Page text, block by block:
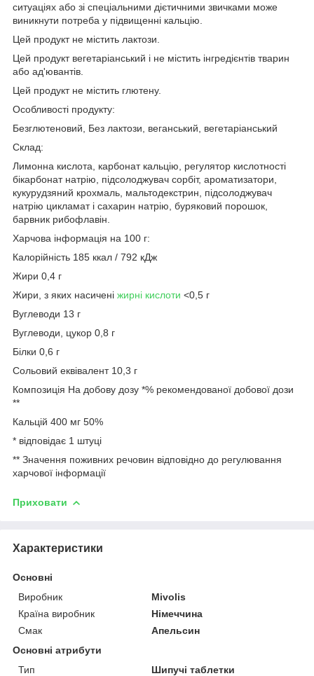
ситуаціях або зі спеціальними дієтичними звичками може
виникнути потреба у підвищенні кальцію.
Цей продукт не містить лактози.
Цей продукт вегетаріанський і не містить інгредієнтів тварин
або ад'ювантів.
Цей продукт не містить глютену.
Особливості продукту:
Безглютеновий, Без лактози, веганський, вегетаріанський
Склад:
Лимонна кислота, карбонат кальцію, регулятор кислотності
бікарбонат натрію, підсолоджувач сорбіт, ароматизатори,
кукурудзяний крохмаль, мальтодекстрин, підсолоджувач
натрію цикламат і сахарин натрію, буряковий порошок,
барвник рибофлавін.
Харчова інформація на 100 г:
Калорійність 185 ккал / 792 кДж
Жири 0,4 г
Жири, з яких насичені жирні кислоти <0,5 г
Вуглеводи 13 г
Вуглеводи, цукор 0,8 г
Білки 0,6 г
Сольовий еквівалент 10,3 г
Композиція На добову дозу *% рекомендованої добової дози
**
Кальцій 400 мг 50%
* відповідає 1 штуці
** Значення поживних речовин відповідно до регулювання
харчової інформації
Приховати
Характеристики
Основні
Виробник
Mivolis
Країна виробник
Німеччина
Смак
Апельсин
Основні атрибути
Тип
Шипучі таблетки